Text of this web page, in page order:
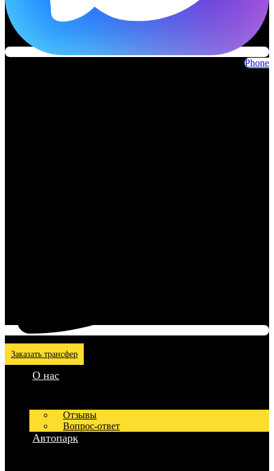
Phone
Заказать трансфер
О нас
Отзывы
Вопрос-ответ
Автопарк